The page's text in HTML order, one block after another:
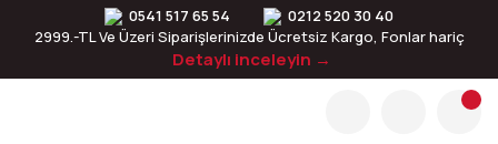
0541 517 65 54
0212 520 30 40
2999.-TL Ve Üzeri Siparişlerinizde Ücretsiz Kargo, Fonlar hariç
Detaylı inceleyin →